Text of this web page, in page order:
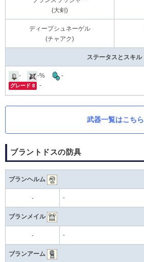
(大剣)
ディープシュネーゲル
(チャアク)
ステータスとスキル
- -% -
グレード 8 -
武器一覧はこちら
ブラントドスの防具
ブランヘルム
- -
ブランメイル
- -
ブランアーム